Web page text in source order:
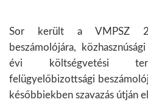
Sor került a VMPSZ
beszámolójára,
évi költségvetési
felügyelőbizottsági
későbbiekben szavazás útján